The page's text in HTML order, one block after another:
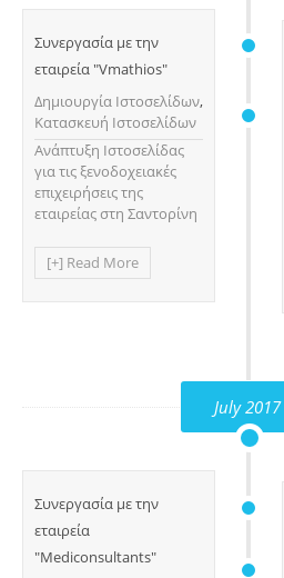
Συνεργασία με την
εταιρεία "Vmathios"
Δημιουργία Ιστοσελίδων,
Κατασκευή Ιστοσελίδων
Ανάπτυξη Ιστοσελίδας
για τις ξενοδοχειακές
επιχειρήσεις της
εταιρείας στη Σαντορίνη
[+] Read More
July 2017
Συνεργασία με την
εταιρεία
"Mediconsultants"